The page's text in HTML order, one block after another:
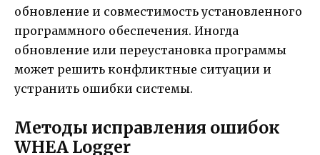
обновление и совместимость установленного
программного обеспечения. Иногда
обновление или переустановка программы
может решить конфликтные ситуации и
устранить ошибки системы.
Методы исправления ошибок
WHEA Logger